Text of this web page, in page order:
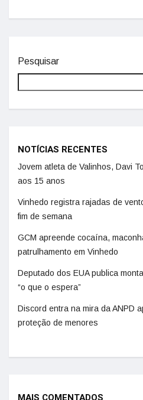
Pesquisar
NOTÍCIAS RECENTES
Jovem atleta de Valinhos, Davi
aos 15 anos
Vinhedo registra rajadas de
fim de semana
GCM apreende cocaína,
patrulhamento em Vinhedo
Deputado dos EUA publica
“o que o espera”
Discord entra na mira da ANPD
proteção de menores